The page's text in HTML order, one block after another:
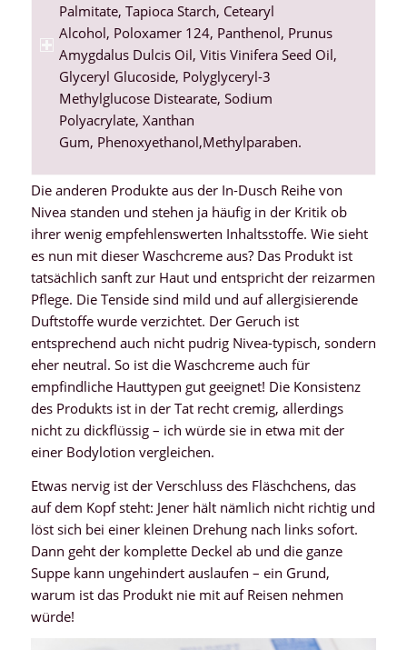
Palmitate, Tapioca Starch, Cetearyl
Alcohol, Poloxamer 124, Panthenol, Prunus
Amygdalus DulcisOil, Vitis ViniferaSeed Oil,
Glyceryl Glucoside, Polyglyceryl-3
Methylglucose Distearate, Sodium
Polyacrylate, Xanthan
Gum, Phenoxyethanol,Methylparaben.
Die anderen Produkte aus der In-Dusch Reihe von
Nivea standen und stehen ja häufig in der Kritik ob
ihrer wenig empfehlenswerten Inhaltsstoffe. Wie sieht
es nun mit dieser Waschcreme aus? Das Produkt ist
tatsächlich sanft zur Haut und entspricht der reizarmen
Pflege. Die Tenside sind mild und auf allergisierende
Duftstoffe wurde verzichtet. Der Geruch ist
entsprechend auch nicht pudrig Nivea-typisch, sondern
eher neutral. So ist die Waschcreme auch für
empfindliche Hauttypen gut geeignet! Die Konsistenz
des Produkts ist in der Tat recht cremig, allerdings
nicht zu dickflüssig – ich würde sie in etwa mit der
einer Bodylotion vergleichen.
Etwas nervig ist der Verschluss des Fläschchens, das
auf dem Kopf steht: Jener hält nämlich nicht richtig und
löst sich bei einer kleinen Drehung nach links sofort.
Dann geht der komplette Deckel ab und die ganze
Suppe kann ungehindert auslaufen – ein Grund,
warum ist das Produkt nie mit auf Reisen nehmen
würde!